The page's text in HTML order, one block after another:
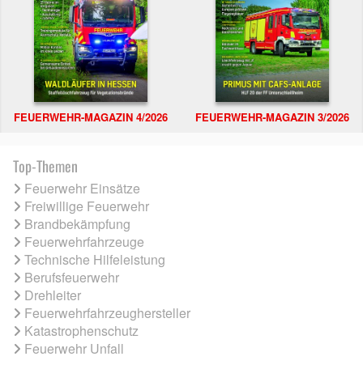
FEUERWEHR-MAGAZIN 4/2026 FEUERWEHR-MAGAZIN 3/2026
Top-Themen
Feuerwehr Einsätze
Freiwillige Feuerwehr
Brandbekämpfung
Feuerwehrfahrzeuge
Technische Hilfeleistung
Berufsfeuerwehr
Drehleiter
Feuerwehrfahrzeughersteller
Katastrophenschutz
Feuerwehr Unfall